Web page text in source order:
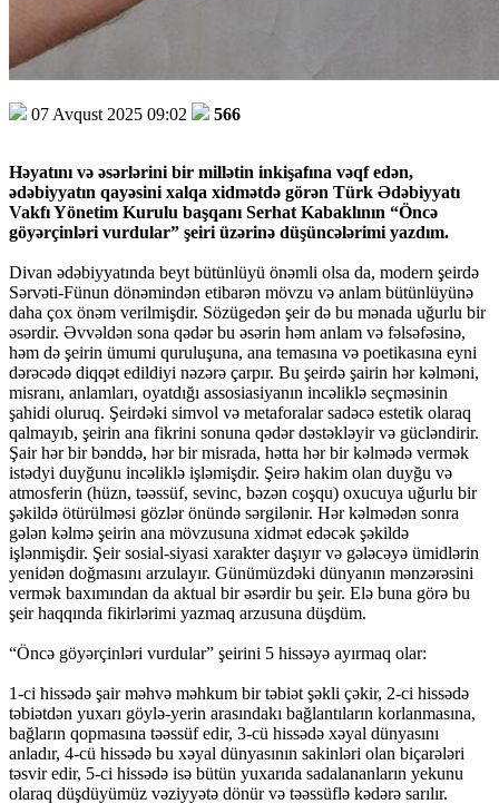
07 Avqust 2025 09:02 566
Həyatını və əsərlərini bir millətin inkişafına vəqf edən,
ədəbiyyatın qayəsini xalqa xidmətdə görən Türk Ədəbiyyatı
Vakfı Yönetim Kurulu başqanı Serhat Kabaklının “Öncə
göyərçinləri vurdular” şeiri üzərinə düşüncələrimi yazdım.
Divan ədəbiyyatında beyt bütünlüyü önəmli olsa da, modern şeirdə
Sərvəti-Fünun dönəmindən etibarən mövzu və anlam bütünlüyünə
daha çox önəm verilmişdir. Sözügedən şeir də bu mənada uğurlu bir
əsərdir. Əvvəldən sona qədər bu əsərin həm anlam və fəlsəfəsinə,
həm də şeirin ümumi quruluşuna, ana temasına və poetikasına eyni
dərəcədə diqqət edildiyi nəzərə çarpır. Bu şeirdə şairin hər kəlməni,
misranı, anlamları, oyatdığı assosiasiyanın incəliklə seçməsinin
şahidi oluruq. Şeirdəki simvol və metaforalar sadəcə estetik olaraq
qalmayıb, şeirin ana fikrini sonuna qədər dəstəkləyir və gücləndirir.
Şair hər bir bənddə, hər bir misrada, hətta hər bir kəlmədə vermək
istədyi duyğunu incəliklə işləmişdir. Şeirə hakim olan duyğu və
atmosferin (hüzn, təəssüf, sevinc, bəzən coşqu) oxucuya uğurlu bir
şəkildə ötürülməsi gözlər önündə sərgilənir. Hər kəlmədən sonra
gələn kəlmə şeirin ana mövzusuna xidmət edəcək şəkildə
işlənmişdir. Şeir sosial-siyasi xarakter daşıyır və gələcəyə ümidlərin
yenidən doğmasını arzulayır. Günümüzdəki dünyanın mənzərəsini
vermək baxımından da aktual bir əsərdir bu şeir. Elə buna görə bu
şeir haqqında fikirlərimi yazmaq arzusuna düşdüm.
“Öncə göyərçinləri vurdular” şeirini 5 hissəyə ayırmaq olar:
1-ci hissədə şair məhvə məhkum bir təbiət şəkli çəkir, 2-ci hissədə
təbiətdən yuxarı göylə-yerin arasındakı bağlantıların korlanmasına,
bağların qopmasına təəssüf edir, 3-cü hissədə xəyal dünyasını
anladır, 4-cü hissədə bu xəyal dünyasının sakinləri olan biçarələri
təsvir edir, 5-ci hissədə isə bütün yuxarıda sadalananların yekunu
olaraq düşdüyümüz vəziyyətə dönür və təəssüflə kədərə sarılır.